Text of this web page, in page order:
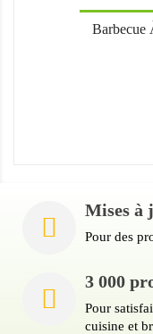
Barbecue
Mises à
Pour des
3 000
Pour
cuisine et